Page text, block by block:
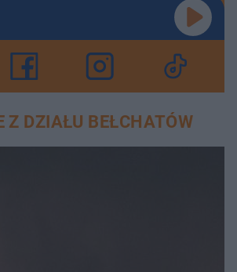
Z DZIAŁU BEŁCHATÓW